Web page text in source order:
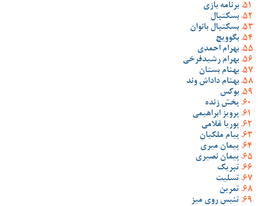
برنامه بازی
بسکتبال
بسکتبال بانوان
بگوویچ
بهرام احمدی
بهرام رشیدفرخی
بهنام بستان
بهنام داداش وند
بوکس
پخش زنده
پرویز ابراهیمی
پوریا غلامی
پیام ملکیان
پیمان میری
پیمان نصیری
تبریک
تسلیت
تمرین
تنیس روی میز